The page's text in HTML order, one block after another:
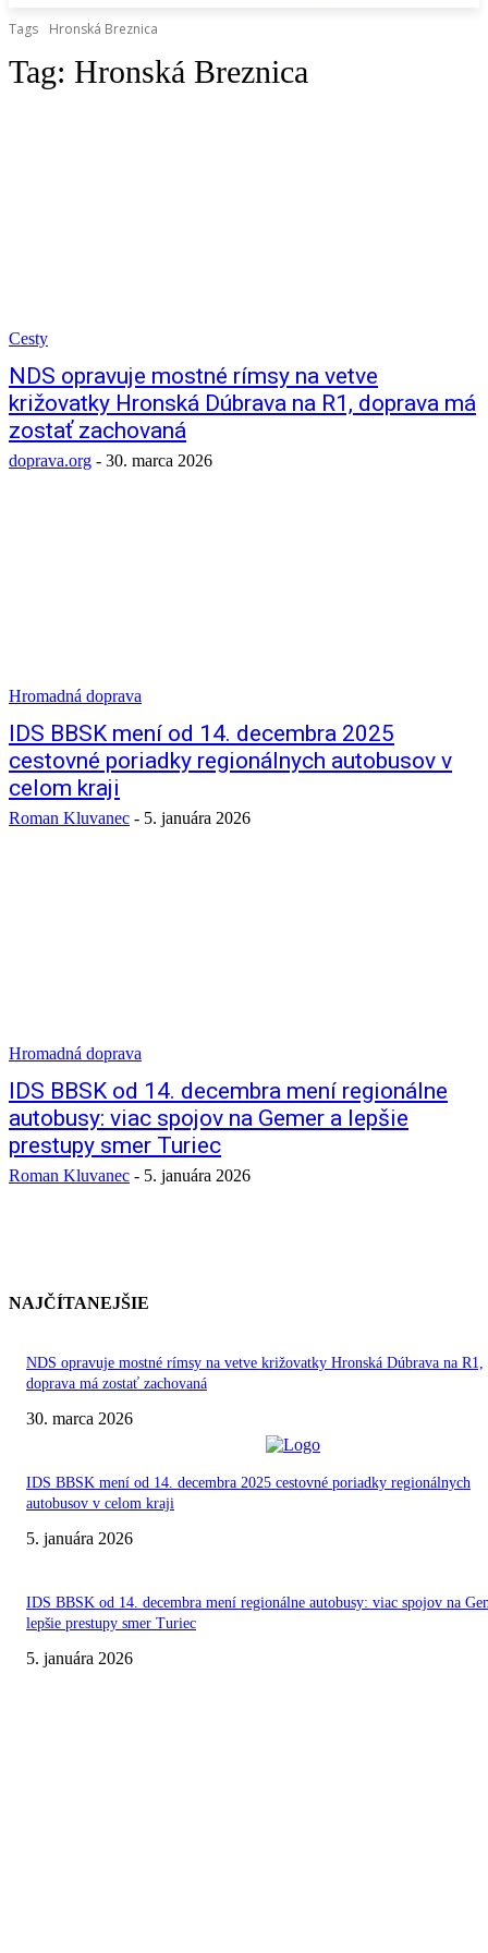
Tags Hronská Breznica
Tag: Hronská Breznica
Cesty
NDS opravuje mostné rímsy na vetve
križovatky Hronská Dúbrava na R1, doprava má
zostať zachovaná
doprava.org - 30. marca 2026
Hromadná doprava
IDS BBSK mení od 14. decembra 2025
cestovné poriadky regionálnych autobusov v
celom kraji
Roman Kluvanec - 5. januára 2026
Hromadná doprava
IDS BBSK od 14. decembra mení regionálne
autobusy: viac spojov na Gemer a lepšie
prestupy smer Turiec
Roman Kluvanec - 5. januára 2026
NAJČÍTANEJŠIE
NDS opravuje mostné rímsy na vetve križovatky Hronská Dúbrava na R1,
doprava má zostať zachovaná
30. marca 2026
IDS BBSK mení od 14. decembra 2025 cestovné poriadky regionálnych
autobusov v celom kraji
5. januára 2026
IDS BBSK od 14. decembra mení regionálne autobusy: viac spojov na
lepšie prestupy smer Turiec
5. januára 2026